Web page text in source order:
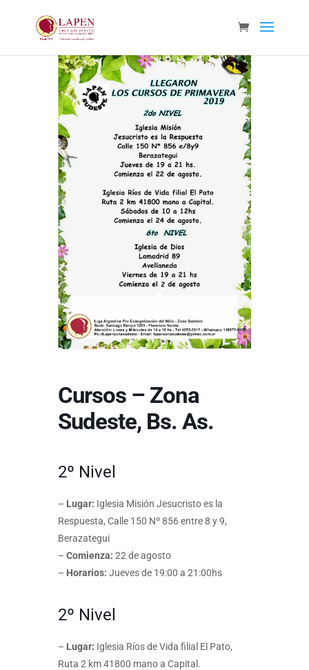
Cursos – Zona
Sudeste, Bs. As.
2º Nivel
– Lugar: Iglesia Misión Jesucristo es la
Respuesta, Calle 150 Nº 856 entre 8 y 9,
Berazategui
– Comienza: 22 de agosto
– Horarios: Jueves de 19:00 a 21:00hs
2º Nivel
– Lugar: Iglesia Ríos de Vida filial El Pato,
Ruta 2 km 41800 mano a Capital.